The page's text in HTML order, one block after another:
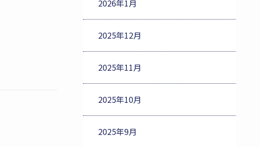
2026年1月
2025年12月
2025年11月
2025年10月
2025年9月